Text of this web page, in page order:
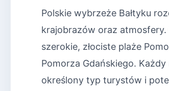
Polskie wybrzeże Bałtyku
krajobrazów oraz
szerokie, złociste plaże
Pomorza Gdańskiego.
określony typ turystów i